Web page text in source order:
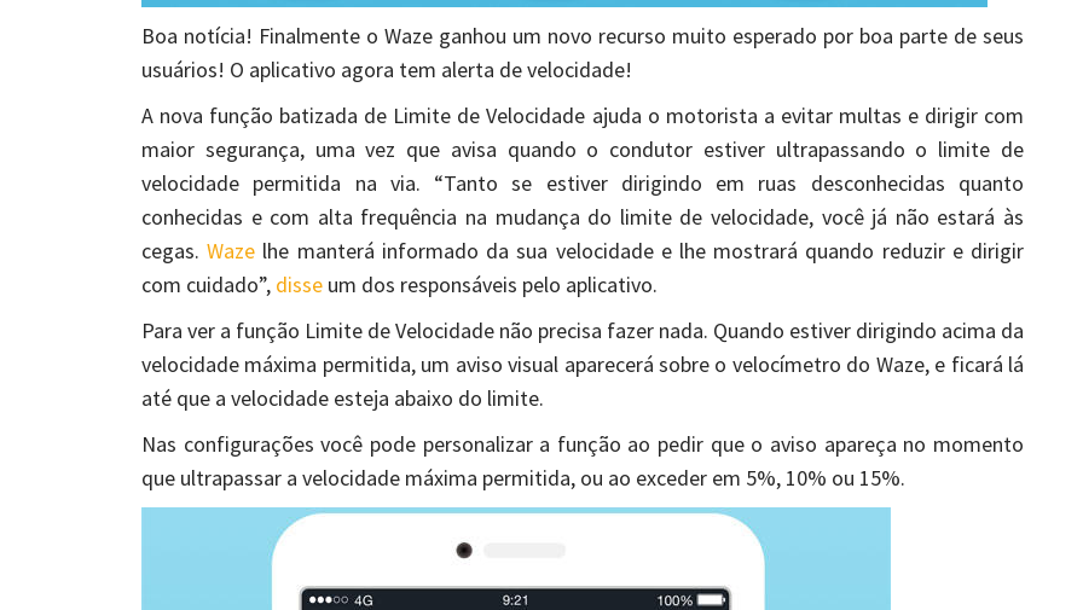
Boa notícia! Finalmente o Waze ganhou um novo recurso muito esperado por boa parte de seus
usuários! O aplicativo agora tem alerta de velocidade!
A nova função batizada de Limite de Velocidade ajuda o motorista a evitar multas e dirigir com
maior segurança, uma vez que avisa quando o condutor estiver ultrapassando o limite de
velocidade permitida na via. “Tanto se estiver dirigindo em ruas desconhecidas quanto
conhecidas e com alta frequência na mudança do limite de velocidade, você já não estará às
cegas.Waze lhe manterá informado da sua velocidade e lhe mostrará quando reduzir e dirigir
com cuidado”, disse um dos responsáveis pelo aplicativo.
Para ver a função Limite de Velocidade não precisa fazer nada. Quando estiver dirigindo acima da
velocidade máxima permitida, um aviso visual aparecerá sobre o velocímetro do Waze, e ficará lá
até que a velocidade esteja abaixo do limite.
Nas configurações você pode personalizar a função ao pedir que o aviso apareça no momento
que ultrapassar a velocidade máxima permitida, ou ao exceder em 5%, 10% ou 15%.